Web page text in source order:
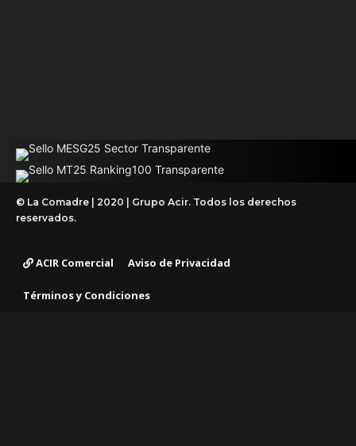
© La Comadre | 2020 | Grupo Acir. Todos los derechos
reservados.
ACIR Comercial Aviso de Privacidad
Términos y Condiciones